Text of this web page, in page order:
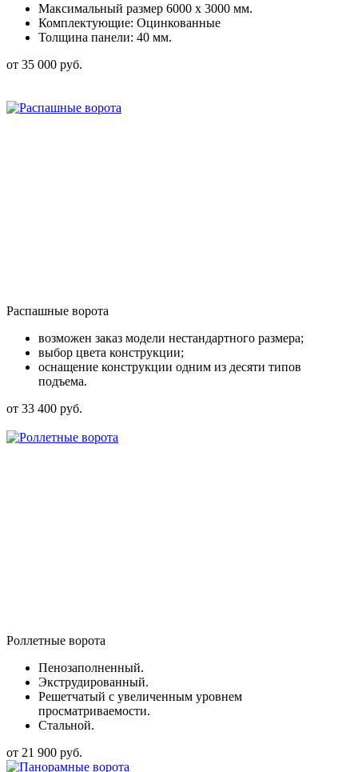
Максимальный размер 6000 x 3000 мм.
Комплектующие: Оцинкованные
Толщина панели: 40 мм.
от 35 000 руб.
Распашные ворота
возможен заказ модели нестандартного размера;
выбор цвета конструкции;
оснащение конструкции одним из десяти типов
подъема.
от 33 400 руб.
Роллетные ворота
Пенозаполненный.
Экструдированный.
Решетчатый с увеличенным уровнем
просматриваемости.
Стальной.
от 21 900 руб.